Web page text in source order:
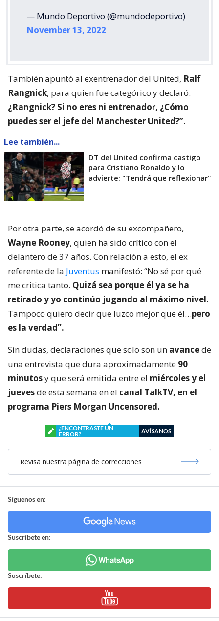
— Mundo Deportivo (@mundodeportivo)
November 13, 2022
También apuntó al exentrenador del United, Ralf
Rangnick, para quien fue categórico y declaró:
¿Rangnick? Si no eres ni entrenador, ¿Cómo
puedes ser el jefe del Manchester United?”.
Lee también...
DT del United confirma castigo
para Cristiano Ronaldo y lo
advierte: "Tendrá que reflexionar"
Por otra parte, se acordó de su excompañero,
Wayne Rooney, quien ha sido crítico con el
delantero de 37 años. Con relación a esto, el ex
referente de la Juventus manifestó: “No sé por qué
me critica tanto. Quizá sea porque él ya se ha
retirado y yo continúo jugando al máximo nivel.
Tampoco quiero decir que luzco mejor que él…pero
es la verdad”.
Sin dudas, declaraciones que solo son un avancede
una entrevista que dura aproximadamente 90
minutosy que será emitida entre el miércoles y el
juevesde esta semana en el canal TalkTV, en el
programa Piers Morgan Uncensored.
¿ENCONTRASTE UN
ERROR?
AVÍSANOS
Revisa nuestra página de correcciones
Síguenos en:
Suscríbete en:
Suscríbete: